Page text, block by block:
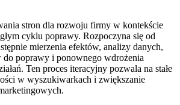
stron dla rozwoju firmy w kontekście
cyklu poprawy. Rozpoczyna się od
mierzenia efektów, analizy danych,
poprawy i ponownego wdrożenia
Ten proces iteracyjny pozwala na stałe
w wyszukiwarkach i zwiększanie